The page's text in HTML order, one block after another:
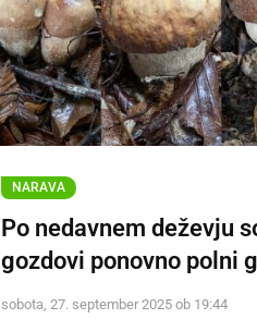
NARAVA
Po nedavnem deževju
gozdovi ponovno polni
sobota, 27. september 2025 ob 19:44